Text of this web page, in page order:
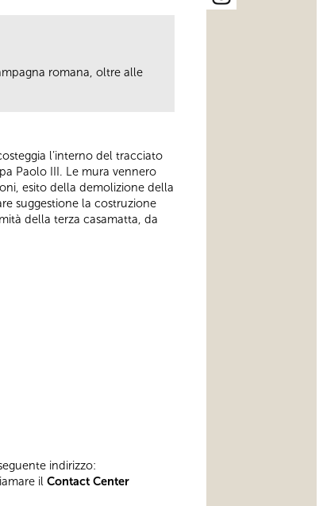
romana, oltre alle
l’interno del tracciato
Paolo III. Le mura vennero
esito della demolizione della
suggestione la costruzione
della terza casamatta, da
indirizzo:
il Contact Center